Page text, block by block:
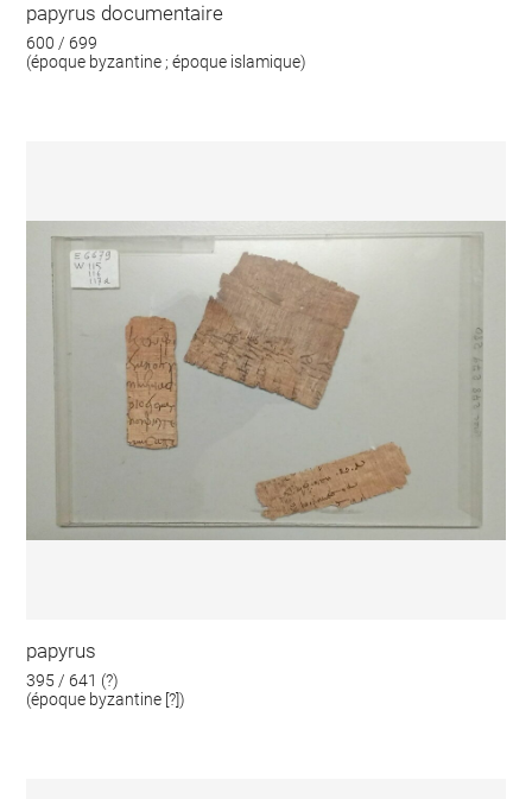
papyrus documentaire
600 / 699
(époque byzantine ; époque islamique)
papyrus
395 / 641 (?)
(époque byzantine [?])